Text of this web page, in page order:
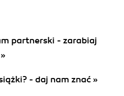
partnerski - zarabiaj
- daj nam znać »